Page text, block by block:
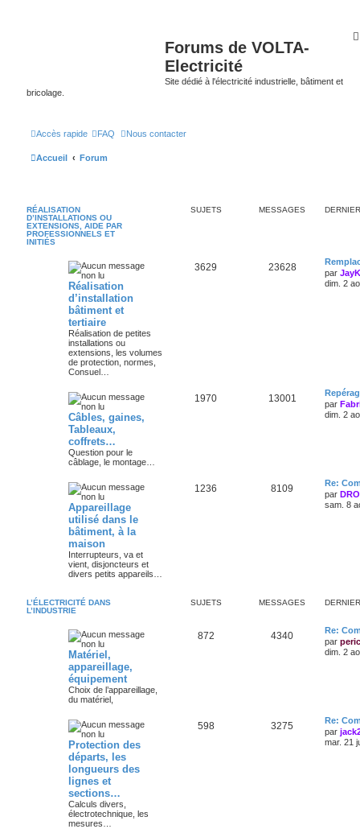
Forums de VOLTA-
Electricité
Site dédié à l'électricité industrielle, bâtiment et
bricolage.
Accès rapide FAQ Nous contacter
Accueil Forum
RÉALISATION
D’INSTALLATIONS OU
EXTENSIONS, AIDE PAR
PROFESSIONNELS ET
INITIÉS
SUJETS MESSAGES
Réalisation
d’installation
bâtiment et
tertiaire
Réalisation de petites
installations ou
extensions, les volumes
de protection, normes,
Consuel…
3629 23628
par
dim. 2
Câbles, gaines,
Tableaux,
coffrets…
Question pour le
câblage, le montage…
1970 13001
par
dim. 2
Appareillage
utilisé dans le
bâtiment, à la
maison
Interrupteurs, va et
vient, disjoncteurs et
divers petits appareils…
1236 8109
Re:
par
sam. 8
L’ÉLECTRICITÉ DANS
L’INDUSTRIE
SUJETS MESSAGES
Matériel,
appareillage,
équipement
Choix de l’appareillage,
du matériel,
872 4340
Re:
par
dim. 2
Protection des
départs, les
longueurs des
lignes et
sections…
Calculs divers,
électrotechnique, les
mesures…
598 3275
Re:
par
mar. 21